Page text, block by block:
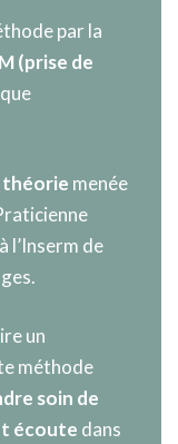
par la
(prise de
que
théorie menée
l’Inserm de
un
méthode
soin de
écoute dans